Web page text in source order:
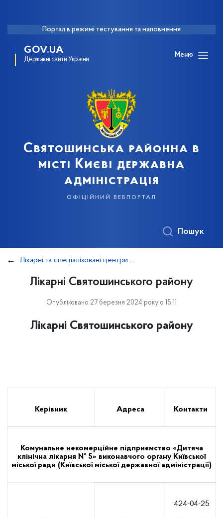
Портал в режимі тестування та наповнення
GOV.UA
Державні сайти України
Меню
Святошинська районна в
місті Києві державна
адміністрація
офіційний вебпортал
Пошук
Лікарні та спеціалізовані центри надання медичної допомоги
Лікарні Святошинського району
Опубліковано 27 березня 2024 року о 15:11
Лікарні Святошинського району
Керівник Адреса Контакти
Комунальне некомерційне підприємство «Дитяча
клінічна лікарня № 5» виконавчого органу Київської
міської ради (Київської міської державної адміністрації)
424-04-25